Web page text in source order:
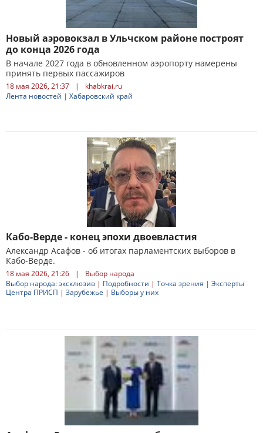
Новый аэровокзал в Ульчском районе построят
до конца 2026 года
В начале 2027 года в обновленном аэропорту намерены
принять первых пассажиров
18 мая 2026, 21:37 |
khabkrai.ru
Лента новостей | Хабаровский край
Кабо-Верде - конец эпохи двоевластия
Александр Асафов - об итогах парламентских выборов в
Кабо-Верде.
18 мая 2026, 21:26 |
Выбор народа
Выбор народа: эксклюзив | Подробности | Точка зрения | Эксперты
Центра ПРИСП | Зарубежье | Выборы у них